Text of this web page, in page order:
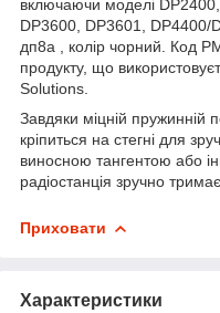
включаючи моделі
DP3600, DP3601, DP4400/
дп8а , колір чорний. Код
продукту, що
Solutions.
Завдяки міцній пружинній
кріпиться на стегні для
виносною тангентою або
радіостанція зручно
Приховати
Характеристики